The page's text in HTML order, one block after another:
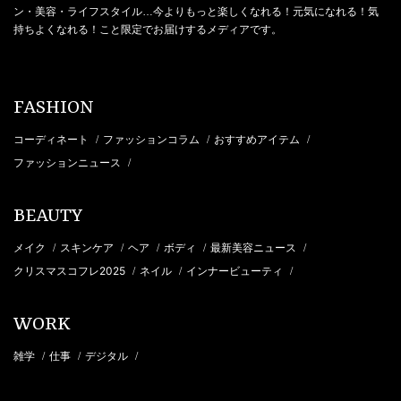
ン・美容・ライフスタイル…今よりもっと楽しくなれる！元気になれる！気
持ちよくなれる！こと限定でお届けするメディアです。
FASHION
コーディネート / ファッションコラム / おすすめアイテム /
ファッションニュース /
BEAUTY
メイク / スキンケア / ヘア / ボディ / 最新美容ニュース /
クリスマスコフレ2025 / ネイル / インナービューティ /
WORK
雑学 / 仕事 / デジタル /